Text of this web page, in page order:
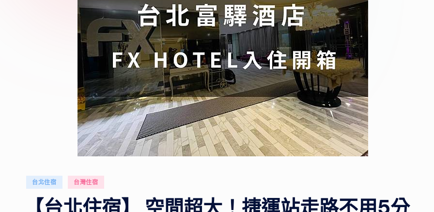
驗
心
得，
提
供
實
用
的
行
程
規
點
Posted
台北住宿 台灣住宿